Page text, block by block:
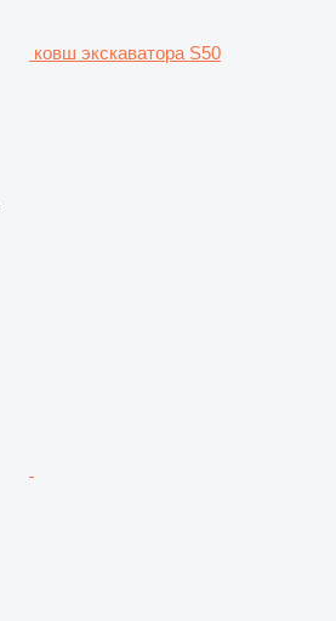
ковш экскаватора S50